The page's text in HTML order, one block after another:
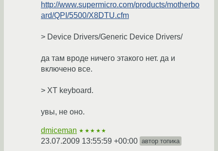
http://www.supermicro.com/products/motherbo
ard/QPI/5500/X8DTU.cfm
> Device Drivers/Generic Device Drivers/
да там вроде ничего этакого нет. да и
включено все.
> XT keyboard.
увы, не оно.
dmiceman ★★★★★
23.07.2009 13:55:59 +00:00 автор топика